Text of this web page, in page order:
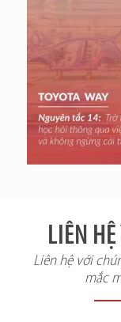
LIÊN
Liên hệ với
mắc